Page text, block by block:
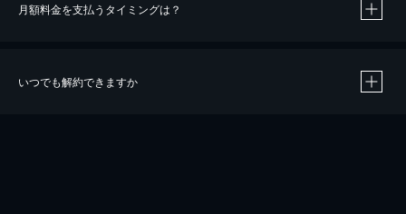
※40％ポイント還元の対象は、クレジットカード決済による作品の購入 / レンタルです。
月額料金を支払うタイミングは？
いつでも解約できますか